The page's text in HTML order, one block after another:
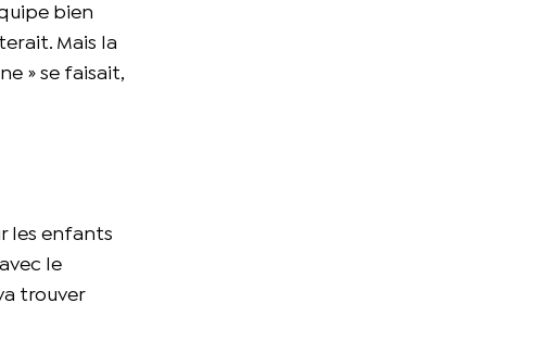
bien
Mais la
» se faisait,
les enfants
le
trouver